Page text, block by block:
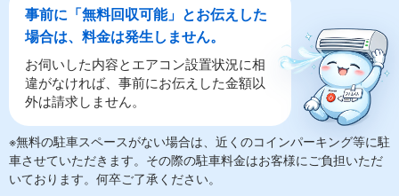
事前に「無料回収可能」とお伝えした
場合は、料金は発生しません。
お伺いした内容とエアコン設置状況に相
違がなければ、事前にお伝えした金額以
外は請求しません。
※無料の駐車スペースがない場合は、近くのコインパーキング等に駐
車させていただきます。その際の駐車料金はお客様にご負担いただ
いております。何卒ご了承ください。